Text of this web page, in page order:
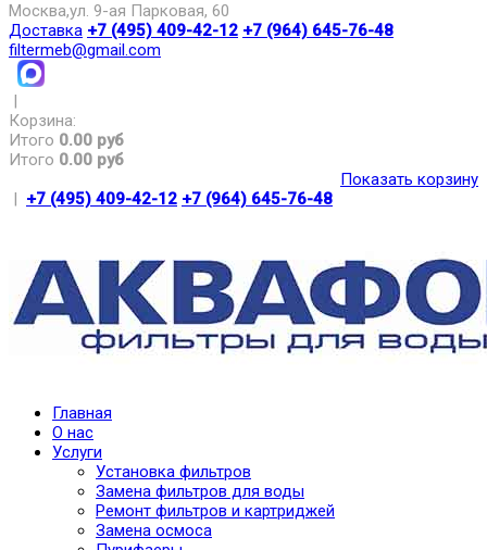
Москва,ул. 9-ая Парковая, 60
Доставка +7 (495) 409-42-12 +7 (964) 645-76-48
filtermeb@gmail.com
|
Корзина:
Итого 0.00 руб
Итого 0.00 руб
Показать корзину
| +7 (495) 409-42-12 +7 (964) 645-76-48
Главная
О нас
Услуги
Установка фильтров
Замена фильтров для воды
Ремонт фильтров и картриджей
Замена осмоса